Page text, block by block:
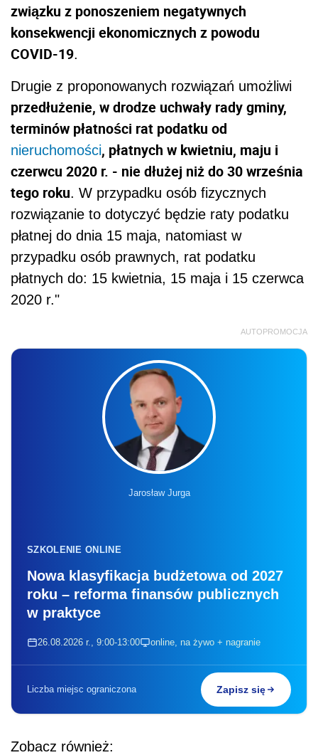
związku z ponoszeniem negatywnych
konsekwencji ekonomicznych z powodu
COVID-19.
Drugie z proponowanych rozwiązań umożliwi
przedłużenie, w drodze uchwały rady gminy,
terminów płatności rat podatku od
nieruchomości, płatnych w kwietniu, maju i
czerwcu 2020 r. - nie dłużej niż do 30 września
tego roku. W przypadku osób fizycznych
rozwiązanie to dotyczyć będzie raty podatku
płatnej do dnia 15 maja, natomiast w
przypadku osób prawnych, rat podatku
płatnych do: 15 kwietnia, 15 maja i 15 czerwca
2020 r."
AUTOPROMOCJA
Jarosław Jurga
SZKOLENIE ONLINE
Nowa klasyfikacja budżetowa od 2027
roku – reforma finansów publicznych
w praktyce
26.08.2026 r., 9:00-13:00 online, na żywo + nagranie
Liczba miejsc ograniczona Zapisz się
Zobacz również: